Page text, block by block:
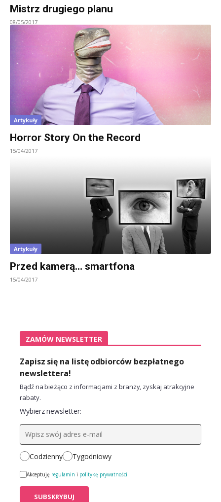
Mistrz drugiego planu
08/05/2017
Artykuły
Horror Story On the Record
15/04/2017
Artykuły
Przed kamerą… smartfona
15/04/2017
ZAMÓW NEWSLETTER
Zapisz się na listę odbiorców bezpłatnego
newslettera!
Bądź na bieżąco z informacjami z branży, zyskaj atrakcyjne
rabaty.
Wybierz newsletter:
Codzienny Tygodniowy
Akceptuję regulamin i politykę prywatności